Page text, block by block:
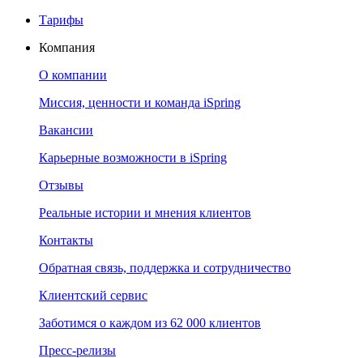
Тарифы
Компания
О компании
Миссия, ценности и команда iSpring
Вакансии
Карьерные возможности в iSpring
Отзывы
Реальные истории и мнения клиентов
Контакты
Обратная связь, поддержка и сотрудничество
Клиентский сервис
Заботимся о каждом из 62 000 клиентов
Пресс-релизы